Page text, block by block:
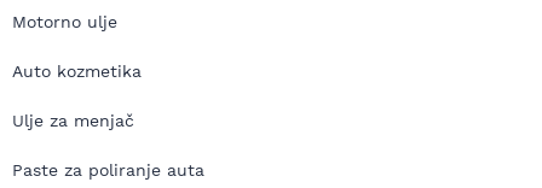
Motorno ulje
Auto kozmetika
Ulje za menjač
Paste za poliranje auta